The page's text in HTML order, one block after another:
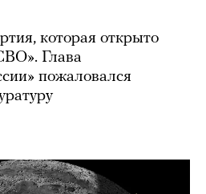
которая открыто
Глава
пожаловался